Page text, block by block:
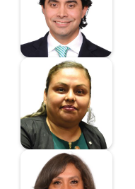
Diputado
Nava García María del
Carmen
Diputada
Noyola Cervantes Ma.
Leonor